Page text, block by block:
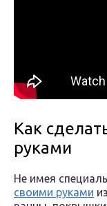
Как
руками
Не имея
своими руками